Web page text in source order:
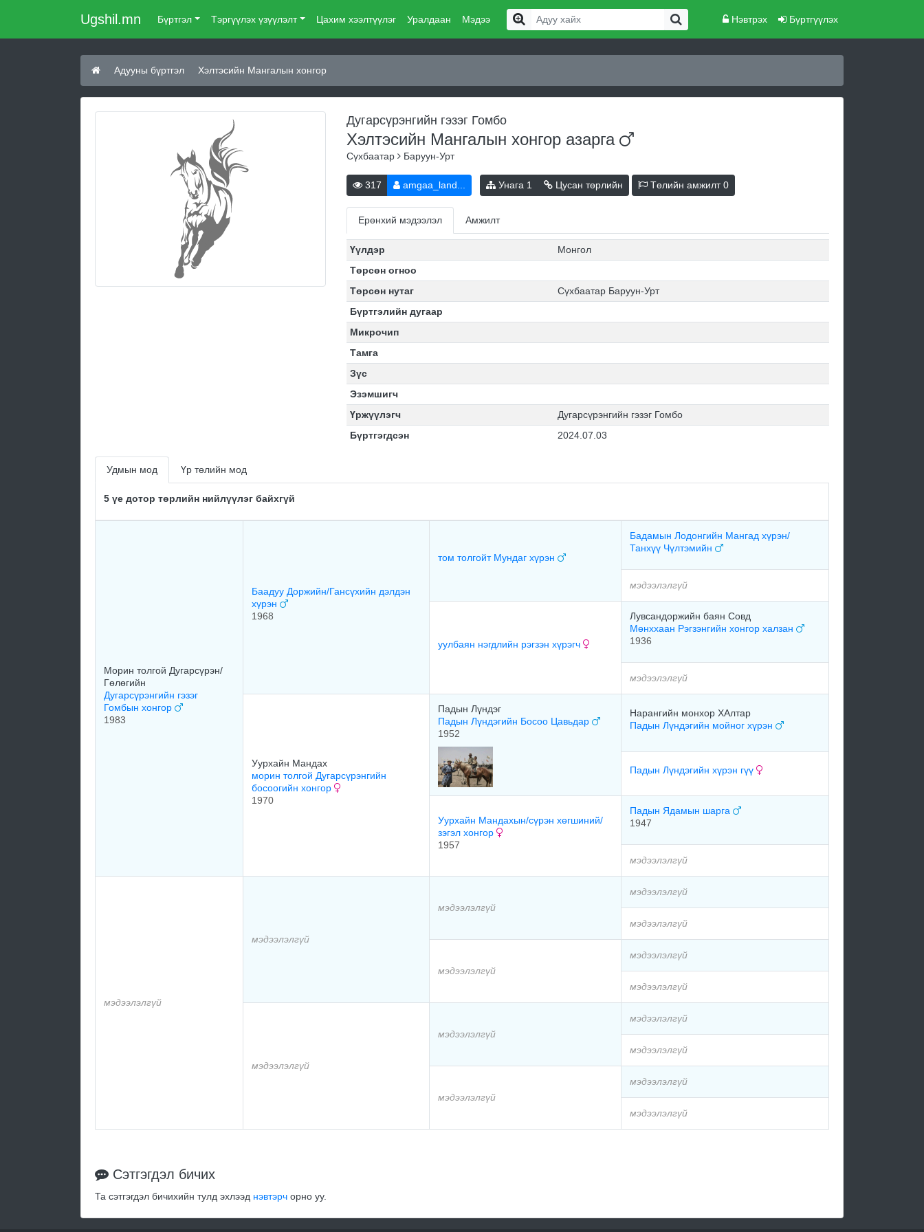
Ugshil.mn Бүртгэл Тэргүүлэх үзүүлэлт Цахим хээлтүүлэг Уралдаан Мэдээ Нэвтрэх Бүртгүүлэх
Адууны бүртгэл Хэлтэсийн Мангалын хонгор
Дугарсүрэнгийн гэзэг Гомбо
Хэлтэсийн Мангалын хонгор азарга
Сүхбаатар Баруун-Урт
317 amgaa_land... Унага 1 Цусан төрлийн Төлийн амжилт0
Ерөнхий мэдээлэл Амжилт
Үүлдэр
Монгол
Төрсөн огноо
Төрсөн нутаг
Сүхбаатар Баруун-Урт
Бүртгэлийн дугаар
Микрочип
Тамга
Зүс
Эзэмшигч
Үржүүлэгч
Дугарсүрэнгийн гэзэг Гомбо
Бүртгэгдсэн
2024.07.03
Удмын мод Үр төлийн мод
5 үе дотор төрлийн нийлүүлэг байхгүй
Морин толгой Дугарсүрэн/
Гөлөгийн
Дугарсүрэнгийн гэзэг
Гомбын хонгор
1983
Баадуу Доржийн/Гансүхийн дэлдэн
хүрэн
1968
том толгойт Мундаг хүрэн
Бадамын Лодонгийн Мангад хүрэн/
Танхүү Чүлтэмийн
мэдээлэлгүй
уулбаян нэгдлийн рэгзэн хүрэгч
Лувсандоржийн баян Совд
Мөнххаан Рэгзэнгийн хонгор халзан
1936
мэдээлэлгүй
Уурхайн Мандах
морин толгой Дугарсүрэнгийн
босоогийн хонгор
1970
Падын Лүндэг
Падын Лүндэгийн Босоо Цавьдар
1952
Нарангийн монхор ХАлтар
Падын Лүндэгийн мойног хүрэн
Падын Лүндэгийн хүрэн гүү
Уурхайн Мандахын/сүрэн хөгшиний/
зэгэл хонгор
1957
Падын Ядамын шарга
1947
мэдээлэлгүй
мэдээлэлгүй
мэдээлэлгүй
мэдээлэлгүй
мэдээлэлгүй
мэдээлэлгүй
мэдээлэлгүй
мэдээлэлгүй
мэдээлэлгүй
мэдээлэлгүй
мэдээлэлгүй
мэдээлэлгүй
мэдээлэлгүй
мэдээлэлгүй
мэдээлэлгүй
мэдээлэлгүй
Сэтгэгдэл бичих
Та сэтгэгдэл бичихийн тулд эхлээд нэвтэрч орно уу.